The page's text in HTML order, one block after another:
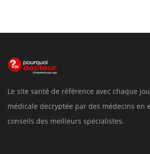
Le site santé de référence avec chaque
médicale decryptée par des médecins en
conseils des meilleurs spécialistes.